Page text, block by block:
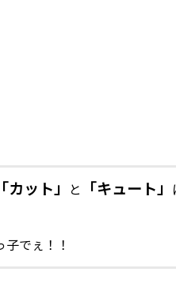
「カット」 と 「キュート」
でぇ！！